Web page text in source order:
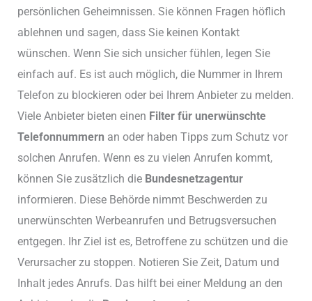
persönlichen Geheimnissen. Sie können Fragen höflich
ablehnen und sagen, dass Sie keinen Kontakt
wünschen. Wenn Sie sich unsicher fühlen, legen Sie
einfach auf. Es ist auch möglich, die Nummer in Ihrem
Telefon zu blockieren oder bei Ihrem Anbieter zu melden.
Viele Anbieter bieten einen Filter für unerwünschte
Telefonnummern an oder haben Tipps zum Schutz vor
solchen Anrufen. Wenn es zu vielen Anrufen kommt,
können Sie zusätzlich die Bundesnetzagentur
informieren. Diese Behörde nimmt Beschwerden zu
unerwünschten Werbeanrufen und Betrugsversuchen
entgegen. Ihr Ziel ist es, Betroffene zu schützen und die
Verursacher zu stoppen. Notieren Sie Zeit, Datum und
Inhalt jedes Anrufs. Das hilft bei einer Meldung an den